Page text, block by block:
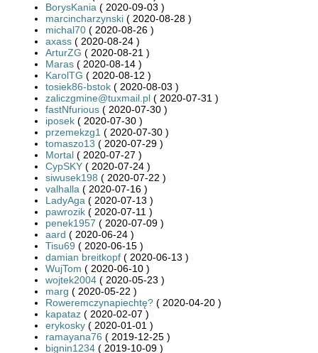
BorysKania ( 2020-09-03 )
marcincharzynski ( 2020-08-28 )
michal70 ( 2020-08-26 )
axass ( 2020-08-24 )
ArturZG ( 2020-08-21 )
Maras ( 2020-08-14 )
KarolTG ( 2020-08-12 )
tosiek86-bstok ( 2020-08-03 )
zaliczgmine@tuxmail.pl ( 2020-07-31 )
fastNfurious ( 2020-07-30 )
iposek ( 2020-07-30 )
przemekzg1 ( 2020-07-30 )
tomaszo13 ( 2020-07-29 )
Mortal ( 2020-07-27 )
CypSKY ( 2020-07-24 )
siwusek198 ( 2020-07-22 )
valhalla ( 2020-07-16 )
LadyAga ( 2020-07-13 )
pawrozik ( 2020-07-11 )
penek1957 ( 2020-07-09 )
aard ( 2020-06-24 )
Tisu69 ( 2020-06-15 )
damian breitkopf ( 2020-06-13 )
WujTom ( 2020-06-10 )
wojtek2004 ( 2020-05-23 )
marg ( 2020-05-22 )
Roweremczynapiechtę? ( 2020-04-20 )
kapataz ( 2020-02-07 )
erykosky ( 2020-01-01 )
ramayana76 ( 2019-12-25 )
bignin1234 ( 2019-10-09 )